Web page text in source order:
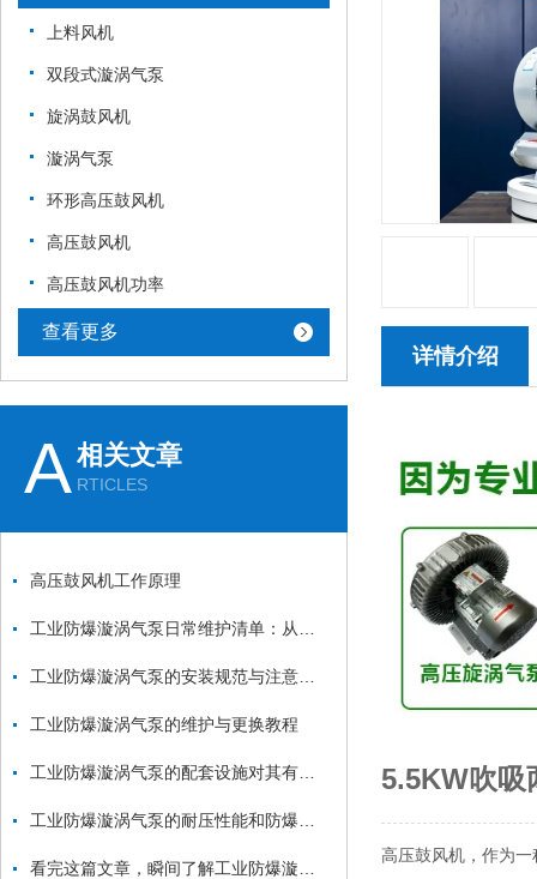
上料风机
双段式漩涡气泵
旋涡鼓风机
漩涡气泵
环形高压鼓风机
高压鼓风机
高压鼓风机功率
查看更多
A相关文章
RTICLES
高压鼓风机工作原理
工业防爆漩涡气泵的维护与更换教程
详情介绍
5.5KW吹吸
高压鼓风机，作为